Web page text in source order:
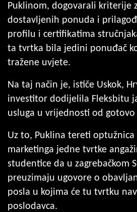
Puklinom, dogovarali kriterije
dostavljenih ponuda i
profilu i certifikatima
ta tvrtka bila jedini ponuđač
tražene uvjete.
Na taj način je, ističe Uskok,
investitor dodijelila Fleksbitu
usluga u vrijednosti od
Uz to, Puklina tereti optužnica
marketinga jedne tvrtke
studentice da u zagrebačkom
preuzimaju ugovore o
posla u kojima će tu tvrtku
poslodavca.